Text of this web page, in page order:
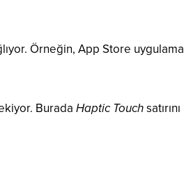
Örneğin, App Store uygulama
Burada Haptic Touchsatırını